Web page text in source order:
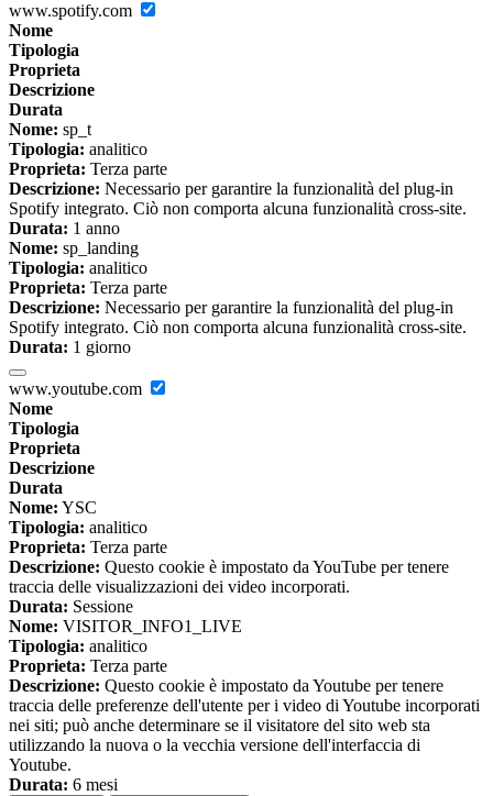
www.spotify.com
Nome
Tipologia
Proprieta
Descrizione
Durata
Nome: sp_t
Tipologia: analitico
Proprieta: Terza parte
Descrizione: Necessario per garantire la funzionalità del plug-in
Spotify integrato. Ciò non comporta alcuna funzionalità cross-site.
Durata: 1 anno
Nome: sp_landing
Tipologia: analitico
Proprieta: Terza parte
Descrizione: Necessario per garantire la funzionalità del plug-in
Spotify integrato. Ciò non comporta alcuna funzionalità cross-site.
Durata: 1 giorno
www.youtube.com
Nome
Tipologia
Proprieta
Descrizione
Durata
Nome: YSC
Tipologia: analitico
Proprieta: Terza parte
Descrizione: Questo cookie è impostato da YouTube per tenere
traccia delle visualizzazioni dei video incorporati.
Durata: Sessione
Nome: VISITOR_INFO1_LIVE
Tipologia: analitico
Proprieta: Terza parte
Descrizione: Questo cookie è impostato da Youtube per tenere
traccia delle preferenze dell'utente per i video di Youtube incorporati
nei siti; può anche determinare se il visitatore del sito web sta
utilizzando la nuova o la vecchia versione dell'interfaccia di
Youtube.
Durata: 6 mesi